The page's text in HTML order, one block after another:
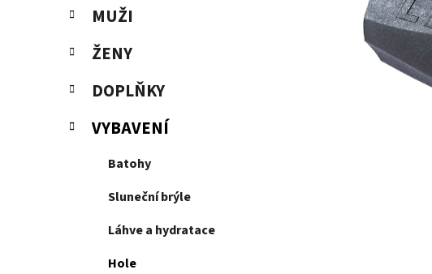
r
n
n
í
p
o
i
MUŽI
ŽENY
DOPLŇKY
VYBAVENÍ
Batohy
Sluneční brýle
Láhve a hydratace
Hole